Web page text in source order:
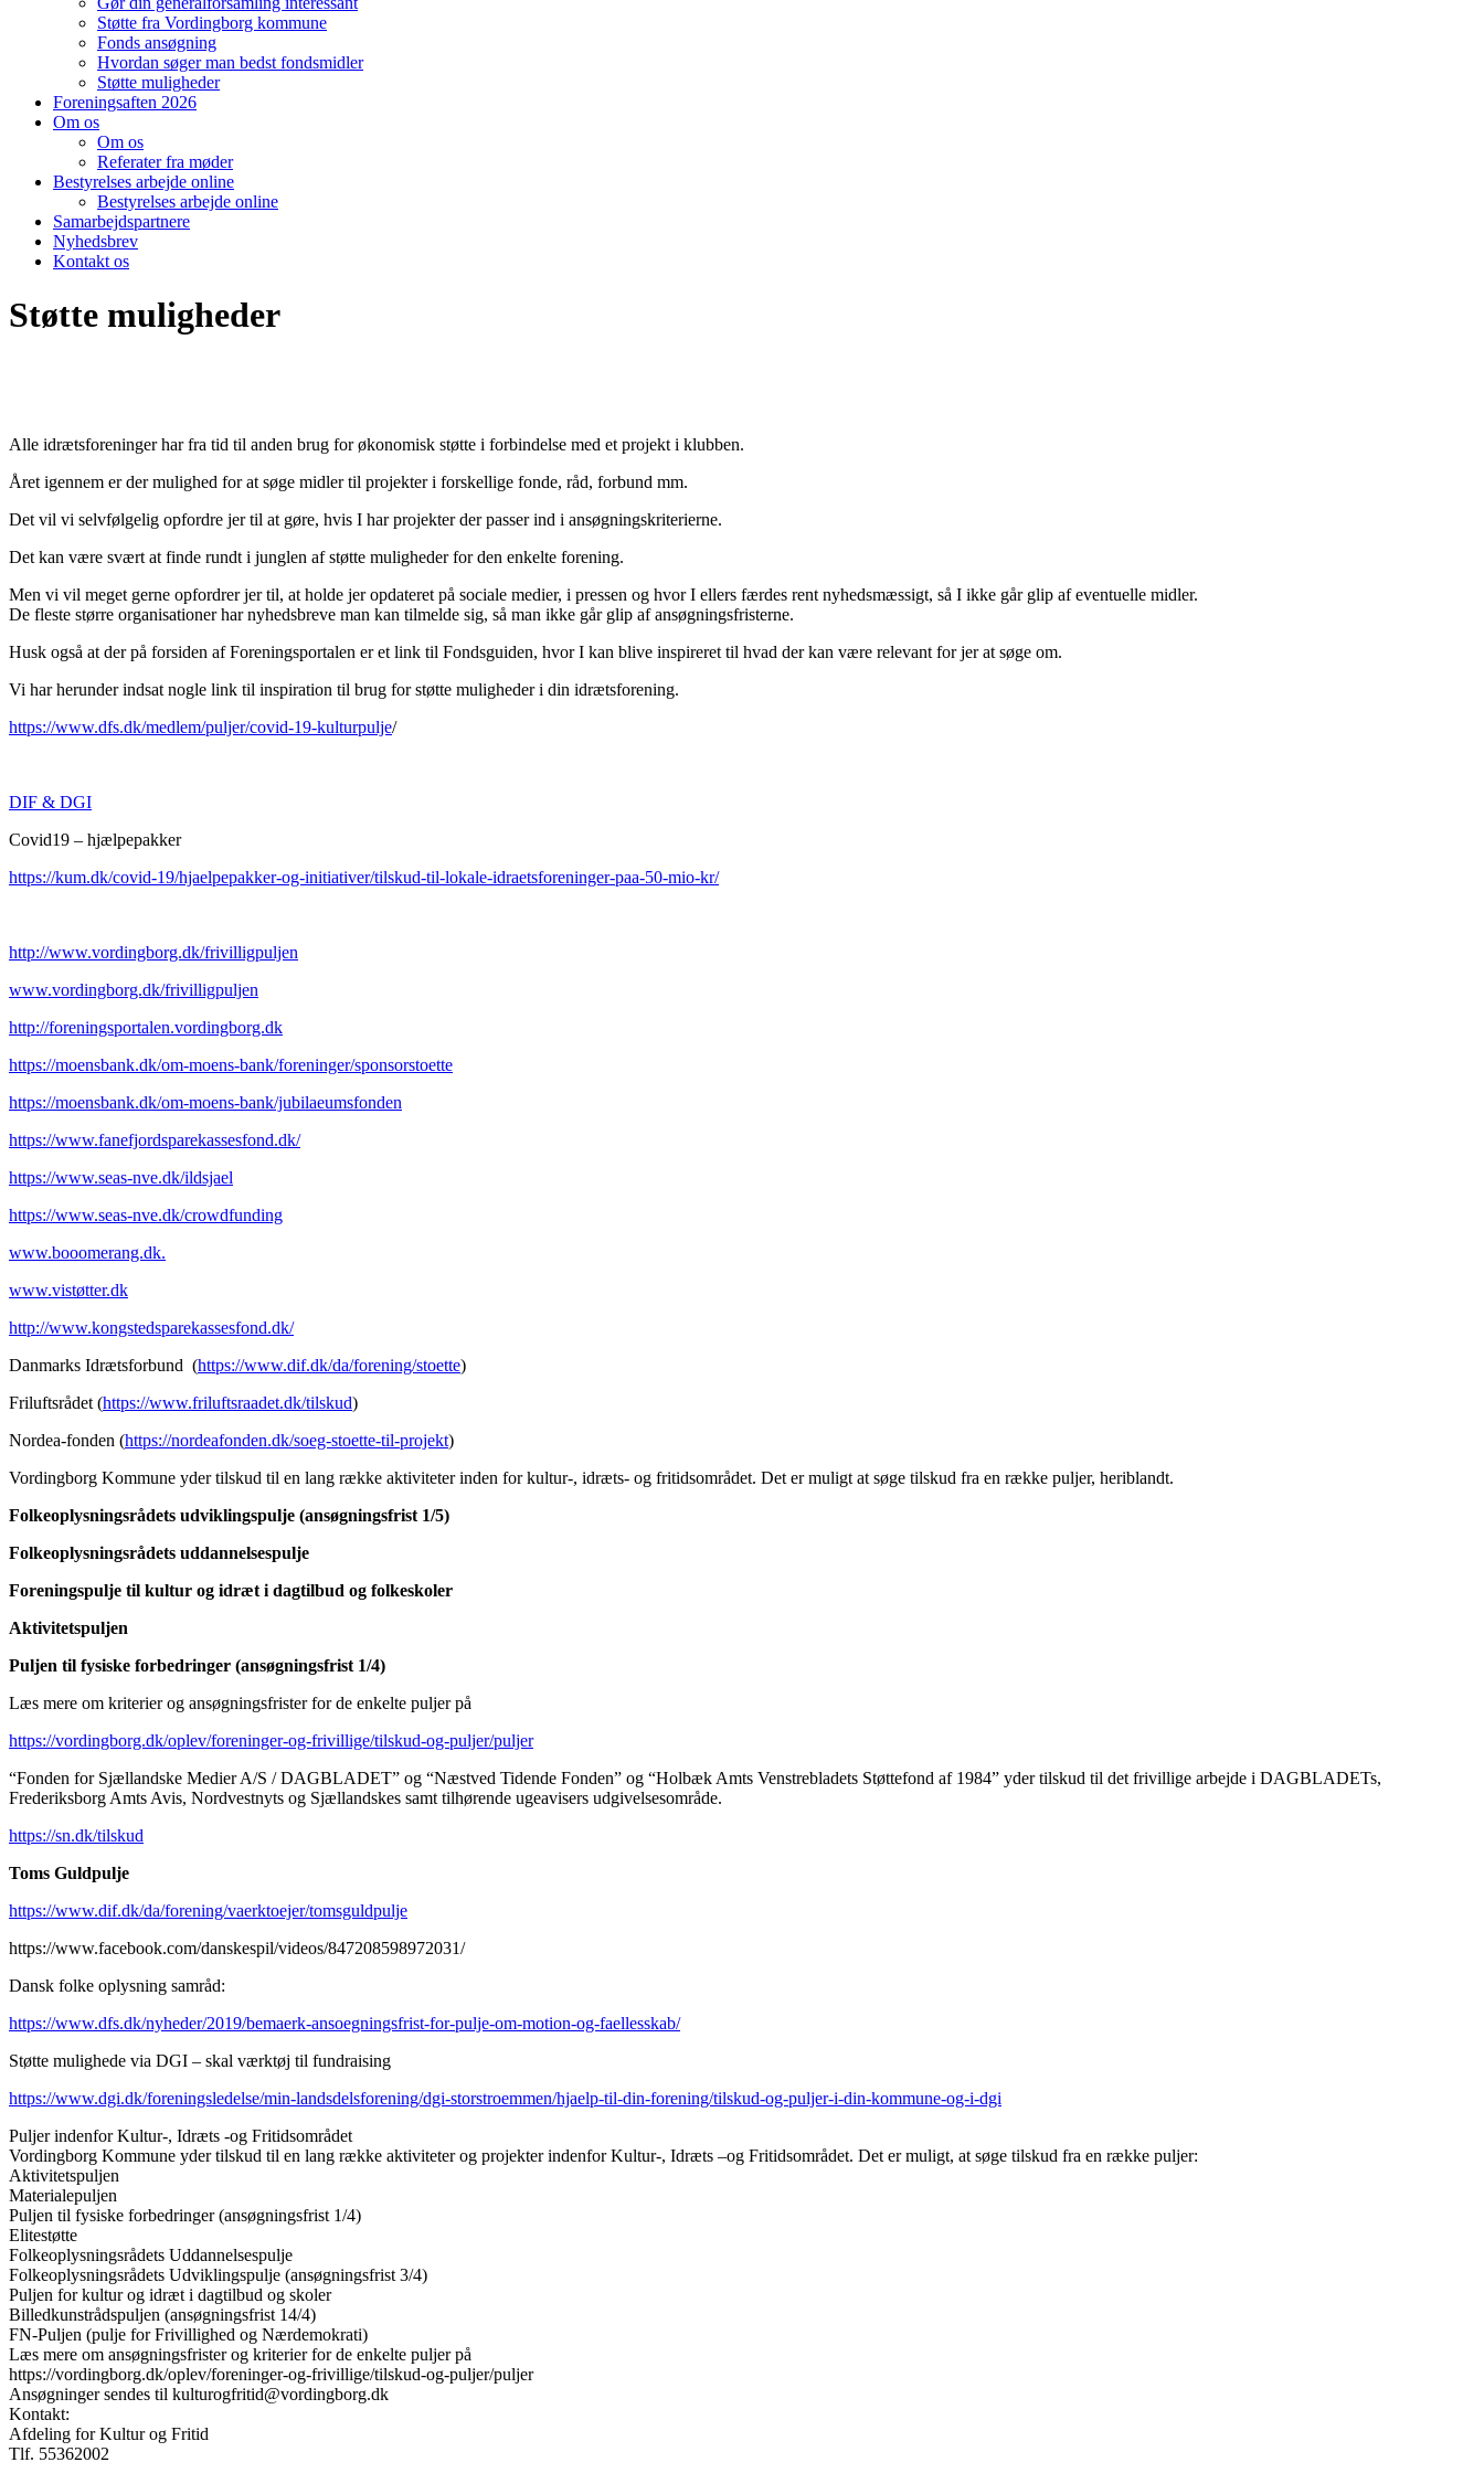
Støtte fra Vordingborg kommune
Fonds ansøgning
Hvordan søger man bedst fondsmidler
Støtte muligheder
Foreningsaften 2026
Om os
Om os
Referater fra møder
Bestyrelses arbejde online
Bestyrelses arbejde online
Samarbejdspartnere
Nyhedsbrev
Kontakt os
Støtte muligheder
Alle idrætsforeninger har fra tid til anden brug for økonomisk støtte i forbindelse med et projekt i klubben.
Året igennem er der mulighed for at søge midler til projekter i forskellige fonde, råd, forbund mm.
Det vil vi selvfølgelig opfordre jer til at gøre, hvis I har projekter der passer ind i ansøgningskriterierne.
Det kan være svært at finde rundt i junglen af støtte muligheder for den enkelte forening.
Men vi vil meget gerne opfordrer jer til, at holde jer opdateret på sociale medier, i pressen og hvor I ellers færdes rent nyhedsmæssigt, så I ikke går glip af eventuelle midler.
De fleste større organisationer har nyhedsbreve man kan tilmelde sig, så man ikke går glip af ansøgningsfristerne.
Husk også at der på forsiden af Foreningsportalen er et link til Fondsguiden, hvor I kan blive inspireret til hvad der kan være relevant for jer at søge om.
Vi har herunder indsat nogle link til inspiration til brug for støtte muligheder i din idrætsforening.
https://www.dfs.dk/medlem/puljer/covid-19-kulturpulje/
DIF & DGI
Covid19 – hjælpepakker
https://kum.dk/covid-19/hjaelpepakker-og-initiativer/tilskud-til-lokale-idraetsforeninger-paa-50-mio-kr/
http://www.vordingborg.dk/frivilligpuljen
www.vordingborg.dk/frivilligpuljen
http://foreningsportalen.vordingborg.dk
https://moensbank.dk/om-moens-bank/foreninger/sponsorstoette
https://moensbank.dk/om-moens-bank/jubilaeumsfonden
https://www.fanefjordsparekassesfond.dk/
https://www.seas-nve.dk/ildsjael
https://www.seas-nve.dk/crowdfunding
www.booomerang.dk.
www.vistøtter.dk
http://www.kongstedsparekassesfond.dk/
Danmarks Idrætsforbund (https://www.dif.dk/da/forening/stoette)
Friluftsrådet (https://www.friluftsraadet.dk/tilskud)
Nordea-fonden (https://nordeafonden.dk/soeg-stoette-til-projekt)
Vordingborg Kommune yder tilskud til en lang række aktiviteter inden for kultur-, idræts- og fritidsområdet. Det er muligt at søge tilskud fra en række puljer, heriblandt.
Folkeoplysningsrådets udviklingspulje (ansøgningsfrist 1/5)
Folkeoplysningsrådets uddannelsespulje
Foreningspulje til kultur og idræt i dagtilbud og folkeskoler
Aktivitetspuljen
Puljen til fysiske forbedringer (ansøgningsfrist 1/4)
Læs mere om kriterier og ansøgningsfrister for de enkelte puljer på
https://vordingborg.dk/oplev/foreninger-og-frivillige/tilskud-og-puljer/puljer
“Fonden for Sjællandske Medier A/S / DAGBLADET” og “Næstved Tidende Fonden” og “Holbæk Amts Venstrebladets Støttefond af 1984” yder tilskud til det frivillige arbejde i DAGBLADETs,
Frederiksborg Amts Avis, Nordvestnyts og Sjællandskes samt tilhørende ugeavisers udgivelsesområde.
https://sn.dk/tilskud
Toms Guldpulje
https://www.dif.dk/da/forening/vaerktoejer/tomsguldpulje
https://www.facebook.com/danskespil/videos/847208598972031/
Dansk folke oplysning samråd:
https://www.dfs.dk/nyheder/2019/bemaerk-ansoegningsfrist-for-pulje-om-motion-og-faellesskab/
Støtte mulighede via DGI – skal værktøj til fundraising
https://www.dgi.dk/foreningsledelse/min-landsdelsforening/dgi-storstroemmen/hjaelp-til-din-forening/tilskud-og-puljer-i-din-kommune-og-i-dgi
Puljer indenfor Kultur-, Idræts -og Fritidsområdet
Vordingborg Kommune yder tilskud til en lang række aktiviteter og projekter indenfor Kultur-, Idræts –og Fritidsområdet. Det er muligt, at søge tilskud fra en række puljer:
Aktivitetspuljen
Materialepuljen
Puljen til fysiske forbedringer (ansøgningsfrist 1/4)
Elitestøtte
Folkeoplysningsrådets Uddannelsespulje
Folkeoplysningsrådets Udviklingspulje (ansøgningsfrist 3/4)
Puljen for kultur og idræt i dagtilbud og skoler
Billedkunstrådspuljen (ansøgningsfrist 14/4)
FN-Puljen (pulje for Frivillighed og Nærdemokrati)
Læs mere om ansøgningsfrister og kriterier for de enkelte puljer på
https://vordingborg.dk/oplev/foreninger-og-frivillige/tilskud-og-puljer/puljer
Ansøgninger sendes til kulturogfritid@vordingborg.dk
Kontakt:
Afdeling for Kultur og Fritid
Tlf. 55362002